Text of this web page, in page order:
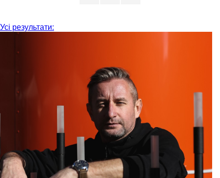
Усі результати: